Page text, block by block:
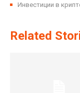
Инвестиции в
Related